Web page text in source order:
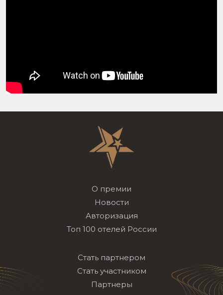
О премии
Новости
Авторизация
Топ 100 отелей России
Стать партнером
Стать участником
Партнеры